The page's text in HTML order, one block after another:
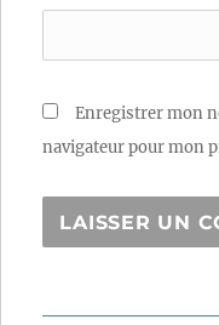
Enregistrer mon
navigateur pour mon